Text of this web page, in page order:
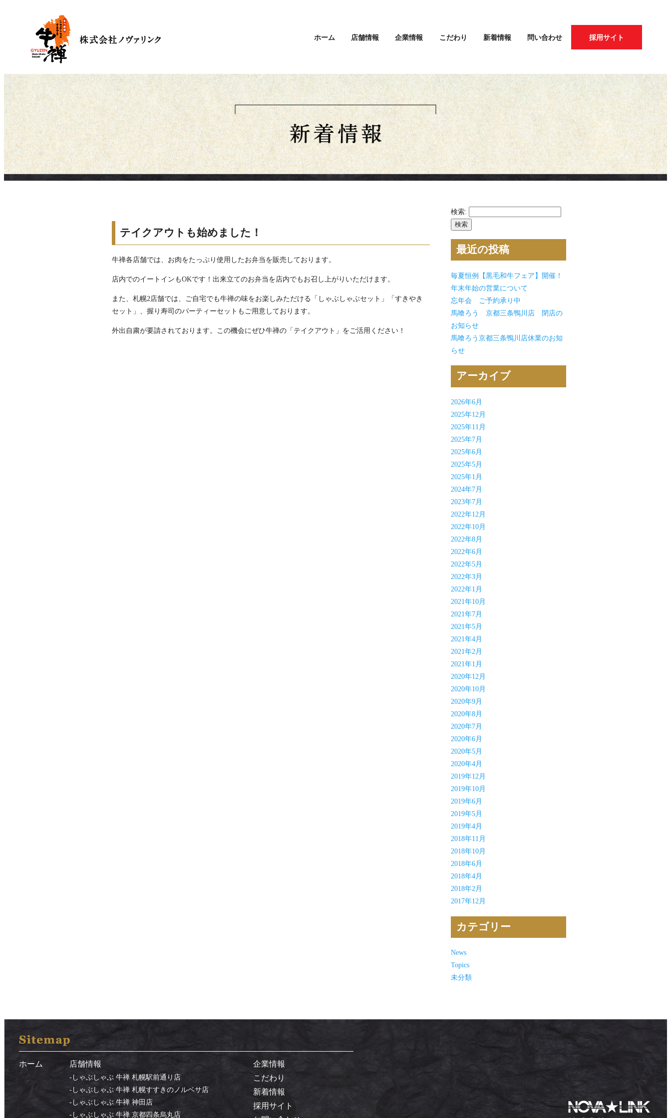
ホーム 店舗情報 企業情報 こだわり 新着情報 問い合わせ 採用サイト
テイクアウトも始めました！
牛禅各店舗では、お肉をたっぷり使用したお弁当を販売しております。
店内でのイートインもOKです！出来立てのお弁当を店内でもお召し上がりいただけます。
また、札幌2店舗では、ご自宅でも牛禅の味をお楽しみただける「しゃぶしゃぶセット」「すきやき
セット」、握り寿司のパーティーセットもご用意しております。
外出自粛が要請されております。この機会にぜひ牛禅の「テイクアウト」をご活用ください！
検索:
最近の投稿
毎夏恒例【黒毛和牛フェア】開催！
年末年始の営業について
忘年会 ご予約承り中
馬喰ろう 京都三条鴨川店 閉店の
お知らせ
馬喰ろう京都三条鴨川店休業のお知
らせ
アーカイブ
2026年6月
2025年12月
2025年11月
2025年7月
2025年6月
2025年5月
2025年1月
2024年7月
2023年7月
2022年12月
2022年10月
2022年8月
2022年6月
2022年5月
2022年3月
2022年1月
2021年10月
2021年7月
2021年5月
2021年4月
2021年2月
2021年1月
2020年12月
2020年10月
2020年9月
2020年8月
2020年7月
2020年6月
2020年5月
2020年4月
2019年12月
2019年10月
2019年6月
2019年5月
2019年4月
2018年11月
2018年10月
2018年6月
2018年4月
2018年2月
2017年12月
カテゴリー
News
Topics
未分類
ホーム 店舗情報
-しゃぶしゃぶ 牛禅 札幌駅前通り店
-しゃぶしゃぶ 牛禅 札幌すすきのノルベサ店
-しゃぶしゃぶ 牛禅 神田店
-しゃぶしゃぶ 牛禅 京都四条烏丸店
企業情報
こだわり
新着情報
採用サイト